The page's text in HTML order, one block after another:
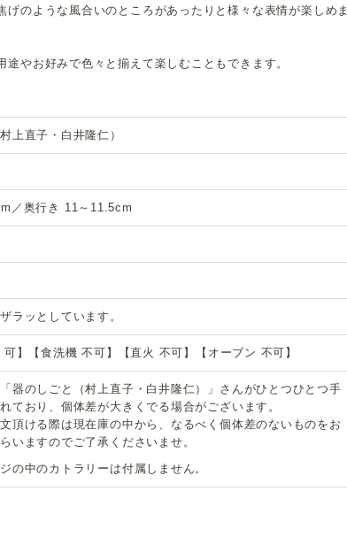
のような風合いのところがあったりと様々な表情が楽しめま
やお好みで色々と揃えて楽しむこともできます。
上直子・白井隆仁）
／奥行き 11～11.5cm
ラッとしています。
可】【食洗機 不可】【直火 不可】【オーブン 不可】
器のしごと（村上直子・白井隆仁）」さんがひとつひとつ手
ており、個体差が大きくでる場合がございます。
頂ける際は現在庫の中から、なるべく個体差のないものをお
いますのでご了承くださいませ。
の中のカトラリーは付属しません。